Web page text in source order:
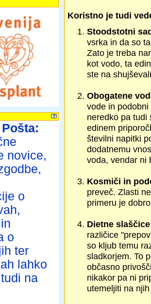
novice,
o
o
ter
lahko
na
Koristno je tudi
Stoodstotni
vsrka in da so
Zato je treba
kot vodo, ta
ste na
Obogatene
vode in
neredko pa tudi
edinem
številni napitki
dodatnemu
voda, vendar ni
Kosmiči in
preveč. Zlasti
primeru je
Dietne
različice
so kljub temu
sladkorjem. To
občasno
nikakor pa ni
utemeljiti na